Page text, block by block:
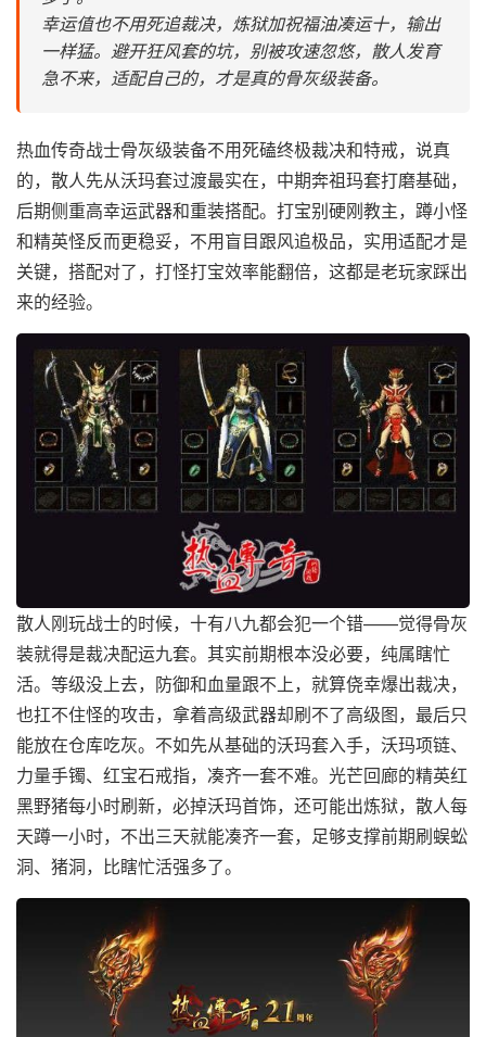
幸运值也不用死追裁决，炼狱加祝福油凑运十，输出
一样猛。避开狂风套的坑，别被攻速忽悠，散人发育
急不来，适配自己的，才是真的骨灰级装备。
热血传奇战士骨灰级装备不用死磕终极裁决和特戒，说真
的，散人先从沃玛套过渡最实在，中期奔祖玛套打磨基础，
后期侧重高幸运武器和重装搭配。打宝别硬刚教主，蹲小怪
和精英怪反而更稳妥，不用盲目跟风追极品，实用适配才是
关键，搭配对了，打怪打宝效率能翻倍，这都是老玩家踩出
来的经验。
散人刚玩战士的时候，十有八九都会犯一个错——觉得骨灰
装就得是裁决配运九套。其实前期根本没必要，纯属瞎忙
活。等级没上去，防御和血量跟不上，就算侥幸爆出裁决，
也扛不住怪的攻击，拿着高级武器却刷不了高级图，最后只
能放在仓库吃灰。不如先从基础的沃玛套入手，沃玛项链、
力量手镯、红宝石戒指，凑齐一套不难。光芒回廊的精英红
黑野猪每小时刷新，必掉沃玛首饰，还可能出炼狱，散人每
天蹲一小时，不出三天就能凑齐一套，足够支撑前期刷蜈蚣
洞、猪洞，比瞎忙活强多了。